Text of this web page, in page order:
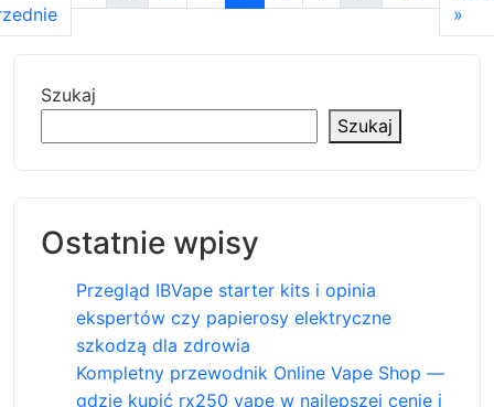
»
Szukaj
Szukaj
Ostatnie wpisy
Przegląd IBVape starter kits i opinia
ekspertów czy papierosy elektryczne
szkodzą dla zdrowia
Kompletny przewodnik Online Vape Shop —
gdzie kupić rx250 vape w najlepszej cenie i